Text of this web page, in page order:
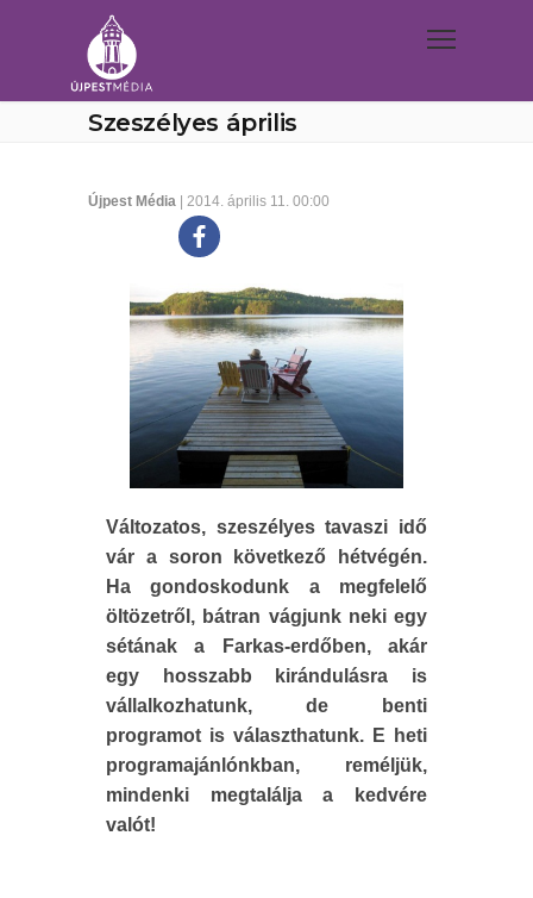
Szeszélyes április
Újpest Média | 2014. április 11. 00:00
Változatos, szeszélyes tavaszi idő
vár a soron következő hétvégén.
Ha gondoskodunk a megfelelő
öltözetről, bátran vágjunk neki egy
sétának a Farkas-erdőben, akár
egy hosszabb kirándulásra is
vállalkozhatunk, de benti
programot is választhatunk. E heti
programajánlónkban, reméljük,
mindenki megtalálja a kedvére
valót!